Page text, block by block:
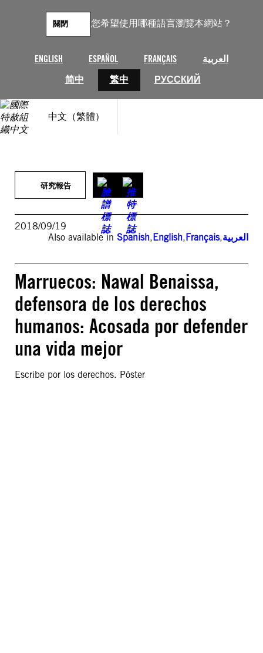
您希望使用哪種語言瀏覽本網站？
ENGLISH ESPAÑOL FRANÇAIS
العربية
简中
繁中 РУССКИЙ
關閉
中文（繁體）
研究報告
2018/09/19
Also available in Spanish,English,Français,العربية
Marruecos: Nawal Benaissa,
defensora de los derechos
humanos: Acosada por defender
una vida mejor
Escribe por los derechos. Póster